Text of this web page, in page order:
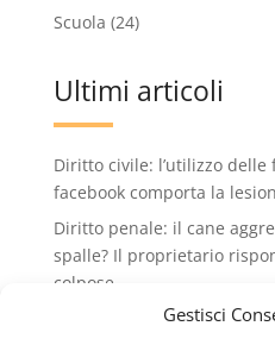
Gestisci
Scuola (24)
Ultimi articoli
Diritto civile: l’utilizzo
facebook comporta la
Diritto penale: il cane
spalle? Il proprietario
colpose.
Condominio: no